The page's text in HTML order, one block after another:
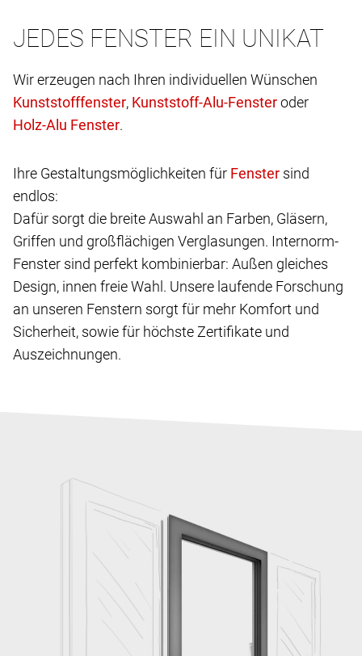
JEDES FENSTER EIN UNIKAT
Wir erzeugen nach Ihren individuellen Wünschen
,
oder
.
Ihre Gestaltungsmöglichkeiten für
sind
endlos:
Dafür sorgt die breite Auswahl an Farben, Gläsern,
Griffen und großflächigen Verglasungen. Internorm-
Fenster sind perfekt kombinierbar: Außen gleiches
Design, innen freie Wahl. Unsere laufende Forschung
an unseren Fenstern sorgt für mehr Komfort und
Sicherheit, sowie für höchste Zertifikate und
Auszeichnungen.